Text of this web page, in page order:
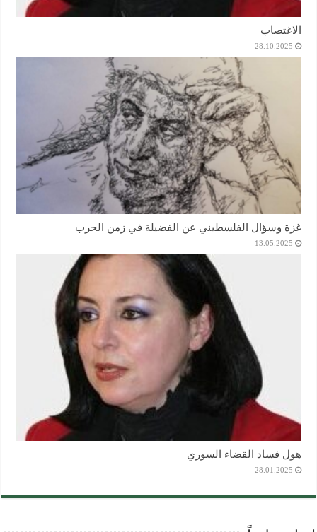
الاغتصاب
28.10.2025
غزة وسؤال الفلسطيني عن الفضيلة في زمن الحرب
13.05.2025
هول فساد القضاء السوري
28.01.2025